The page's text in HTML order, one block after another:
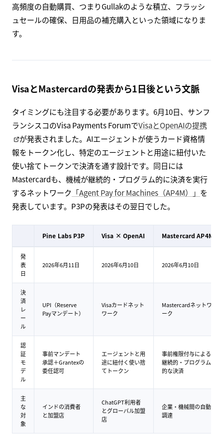
高頻度の自動購買、つまりGullakのような積立、フラッシ
ュセールの確保、日用品の補充購入といった領域になりま
す。
VisaとMastercardの発表から1日後という文脈
タイミングにも注目する必要があります。6月10日、サンフ
ランシスコのVisa Payments ForumでVisaとOpenAIの提携
が発表されました。AIエージェントが使うカード資格情
報をトークン化し、特定のエージェントと用途に紐付いた
使い捨てトークンで決済を通す設計です。同日には
Mastercardも、機械が継続的・プログラム的に決済を実行
するネットワーク 「Agent Pay for Machines（AP4M）」 を
発表しています。P3Pの発表はその翌日でした。
Pine Labs P3P Visa × OpenAI Mastercard AP4M
発
表
日
2026年6月11日 2026年6月10日 2026年6月10日
決
済
レ
ー
ル
UPI（Reserve
Payマンデート）
Visaカードネット
ワーク
Mastercardネットワ
ーク
認
証
モ
デ
ル
事前マンデート
承認＋Grantexの
委任認可
エージェントと用
途に紐付く使い捨
てトークン
事前権限付与による
継続的・プログラム
的な決済
主
な
対
象
インドの消費者
と加盟店
ChatGPT利用者
とグローバル加盟
店
企業・機械間の自動
調達